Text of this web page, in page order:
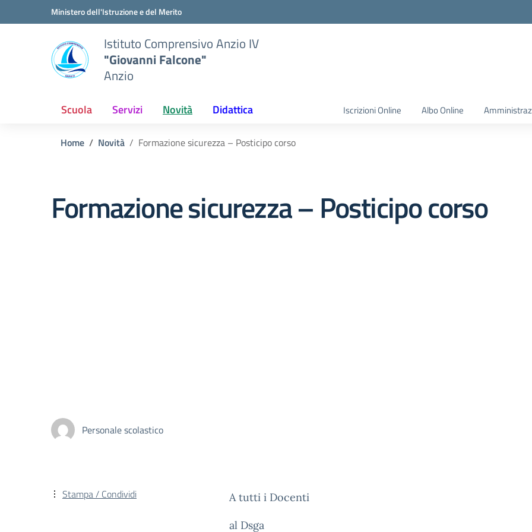
Vai ai contenuti
Vai al menu di navigazioneMinistero dell'Istruzione e del Merito
Istituto Comprensivo Anzio IV
"Giovanni Falcone"
Anzio
Scuola Servizi Novità Didattica Iscrizioni Online Albo Online
Home Novità Formazione sicurezza – Posticipo corso
Formazione sicurezza – Posticipo corso
Personale scolastico
A tutti i Docenti
al Dsga
Stampa / Condividi